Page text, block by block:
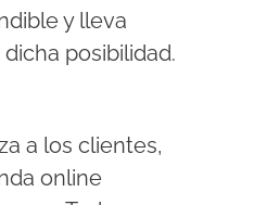
y lleva
posibilidad.
a los clientes,
online